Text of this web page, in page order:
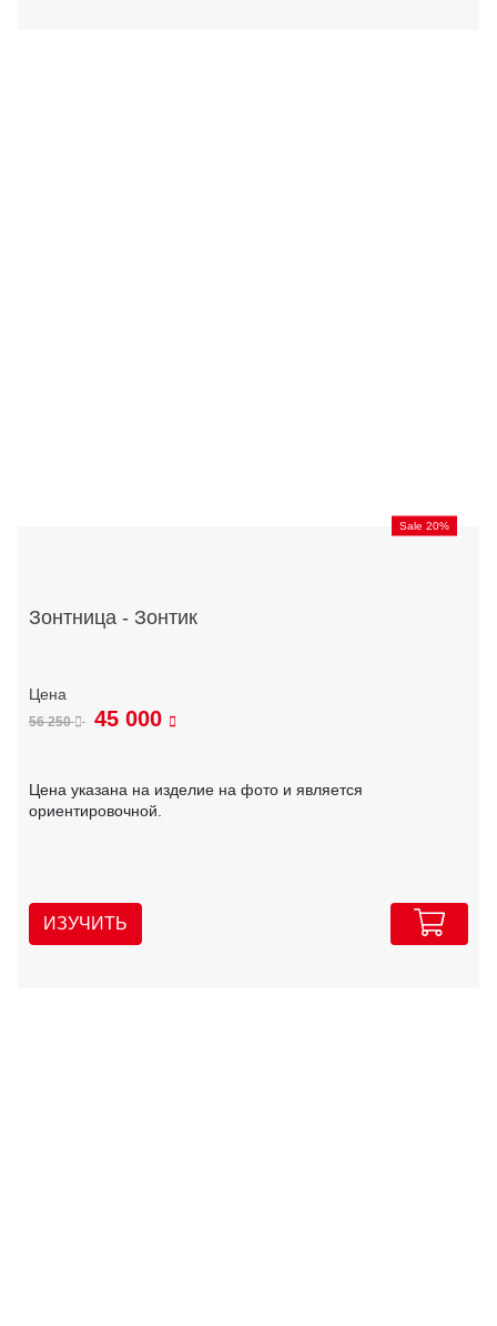
Sale 20%
Зонтница - Зонтик
56 250 45 000
Цена указана на изделие на фото и является
ориентировочной.
ИЗУЧИТЬ